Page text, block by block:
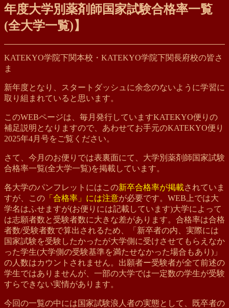
年度大学別薬剤師国家試験合格率一覧
(全大学一覧)】
KATEKYO学院下関本校・KATEKYO学院下関長府校の皆さ
ま
新年度となり、スタートダッシュに余念のないように学習に
取り組まれていると思います。
このWEBページは、毎月発行していますKATEKYO便りの
補足説明となりますので、あわせてお手元のKATEKYO便り
2025年4月号をご覧ください。
さて、今月のお便りでは表裏面にて、大学別薬剤師国家試験
合格率一覧(全大学一覧)を掲載しています。
各大学のパンフレットにはこの新卒合格率が掲載されていま
すが、この 「合格率」には注意が必要です。WEB上では大
学名はふせますが(お便りには記載しています)大学によって
は志願者数と受験者数に大きな差があります。合格率は合格
者数/受験者数で算出されるため、「新卒者の内、実際には
国家試験を受験したかったが大学側に受けさせてもらえなか
った学生(大学側の受験基準を満たせなかった場合もあり)」
の人数はカウントされません。出願者ー受験者が全て前述の
学生ではありませんが、一部の大学では一定数の学生が受験
すらできない実情があります。
今回の一覧の中には国家試験浪人者の実態として、既卒者の